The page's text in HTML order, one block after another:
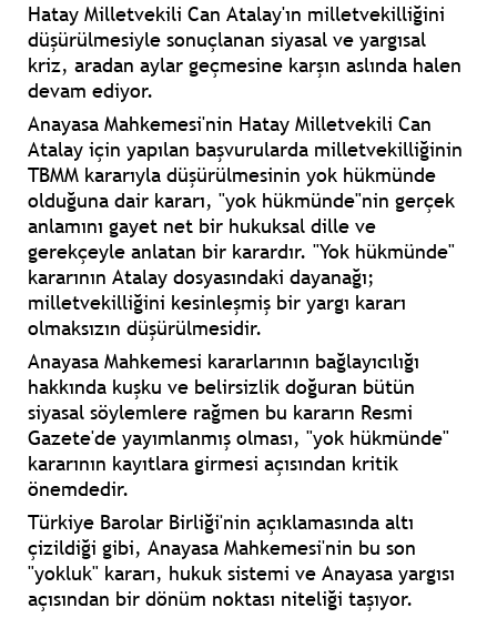
Hatay Milletvekili Can Atalay'ın milletvekilliğini
düşürülmesiyle sonuçlanan siyasal ve yargısal
kriz, aradan aylar geçmesine karşın aslında halen
devam ediyor.
Anayasa Mahkemesi'nin Hatay Milletvekili Can
Atalay için yapılan başvurularda milletvekilliğinin
TBMM kararıyla düşürülmesinin yok hükmünde
olduğuna dair kararı, "yok hükmünde"nin gerçek
anlamını gayet net bir hukuksal dille ve
gerekçeyle anlatan bir karardır. "Yok hükmünde"
kararının Atalay dosyasındaki dayanağı;
milletvekilliğini kesinleşmiş bir yargı kararı
olmaksızın düşürülmesidir.
Anayasa Mahkemesi kararlarının bağlayıcılığı
hakkında kuşku ve belirsizlik doğuran bütün
siyasal söylemlere rağmen bu kararın Resmi
Gazete'de yayımlanmış olması, "yok hükmünde"
kararının kayıtlara girmesi açısından kritik
önemdedir.
Türkiye Barolar Birliği'nin açıklamasında altı
çizildiği gibi, Anayasa Mahkemesi'nin bu son
"yokluk" kararı, hukuk sistemi ve Anayasa yargısı
açısından bir dönüm noktası niteliği taşıyor.